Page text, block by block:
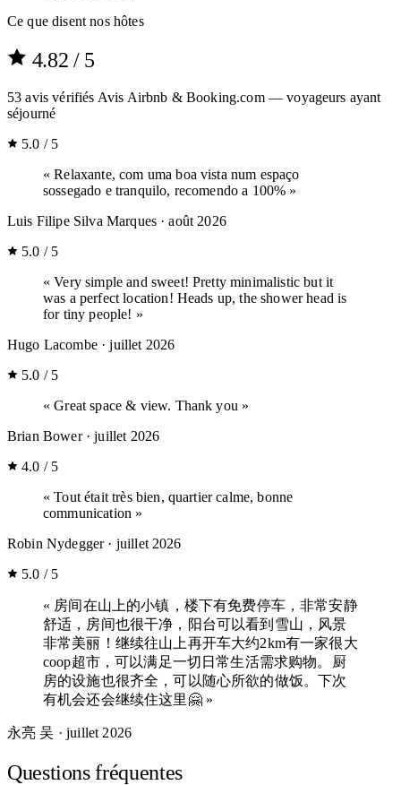
Ce que disent nos hôtes
4.82 / 5
53 avis vérifiés Avis Airbnb & Booking.com — voyageurs ayant
séjourné
5.0 / 5
« Relaxante, com uma boa vista num espaço
sossegado e tranquilo, recomendo a 100% »
Luis Filipe Silva Marques · août 2026
5.0 / 5
« Very simple and sweet! Pretty minimalistic but it
was a perfect location! Heads up, the shower head is
for tiny people! »
Hugo Lacombe· juillet 2026
5.0 / 5
« Great space & view. Thank you »
Brian Bower· juillet 2026
4.0 / 5
« Tout était très bien, quartier calme, bonne
communication »
Robin Nydegger· juillet 2026
5.0 / 5
« 房间在山上的小镇，楼下有免费停车，非常安静
舒适，房间也很干净，阳台可以看到雪山，风景
非常美丽！继续往山上再开车大约2km有一家很大
coop超市，可以满足一切日常生活需求购物。厨
房的设施也很齐全，可以随心所欲的做饭。下次
有机会还会继续住这里🤗 »
永亮 吴 · juillet 2026
Questions fréquentes